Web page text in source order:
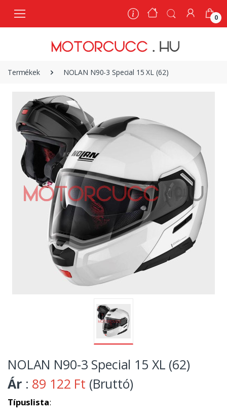
0
Termékek NOLAN N90-3 Special 15 XL (62)
NOLAN N90-3 Special 15 XL (62)
Ár : 89 122 Ft (Bruttó)
Típuslista:
0